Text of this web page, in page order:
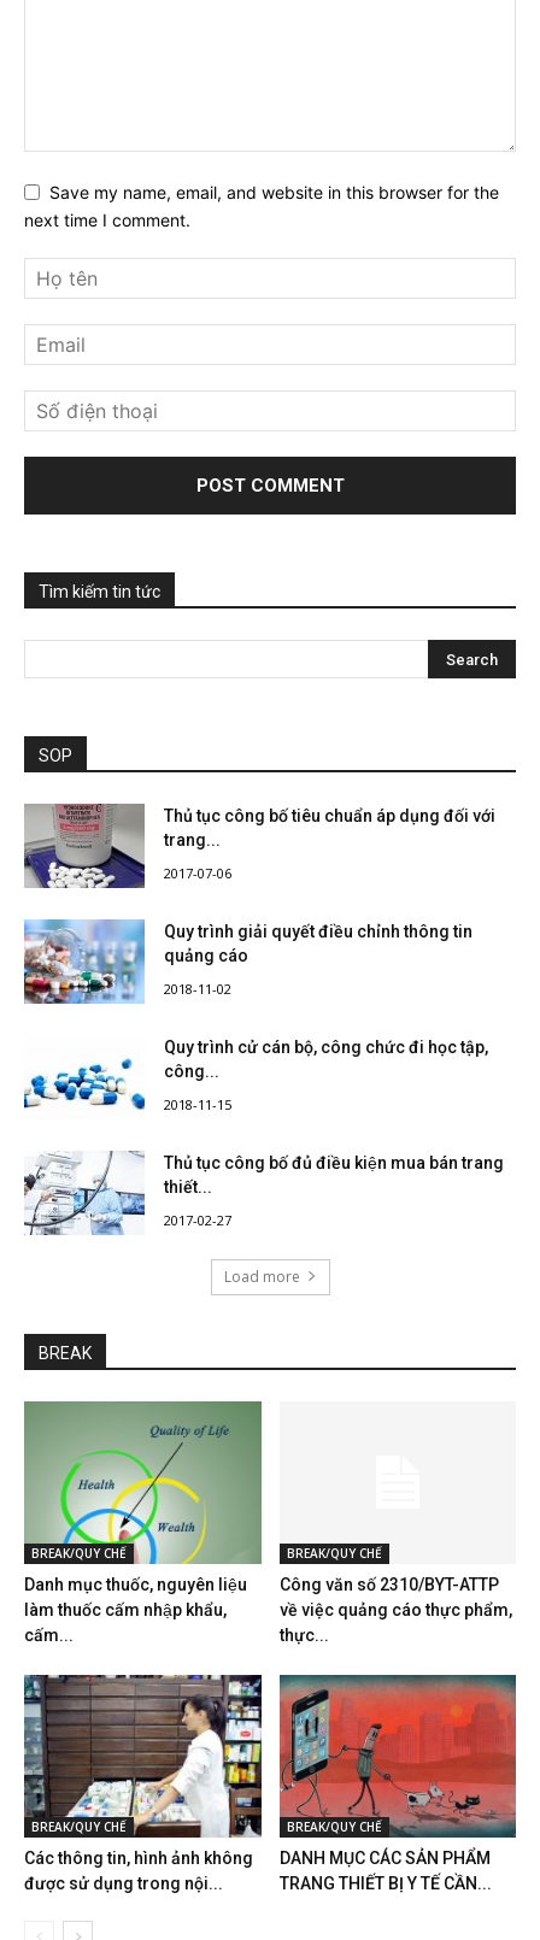
Save my name, email, and website in this browser for the
next time I comment.
Tìm kiếm tin tức
SOP
Thủ tục công bố tiêu chuẩn áp dụng đối với
trang...
2017-07-06
Quy trình giải quyết điều chỉnh thông tin
quảng cáo
2018-11-02
Quy trình cử cán bộ, công chức đi học tập,
công...
2018-11-15
Thủ tục công bố đủ điều kiện mua bán trang
thiết...
2017-02-27
Load more
BREAK
BREAK/QUY CHẾ
Danh mục thuốc, nguyên liệu
làm thuốc cấm nhập khẩu,
cấm...
BREAK/QUY CHẾ
Công văn số 2310/BYT-ATTP
về việc quảng cáo thực phẩm,
thực...
BREAK/QUY CHẾ
Các thông tin, hình ảnh không
được sử dụng trong nội...
BREAK/QUY CHẾ
DANH MỤC CÁC SẢN PHẨM
TRANG THIẾT BỊ Y TẾ CẦN...